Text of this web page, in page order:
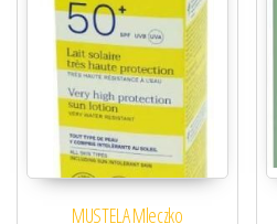
MUSTELA Mleczko